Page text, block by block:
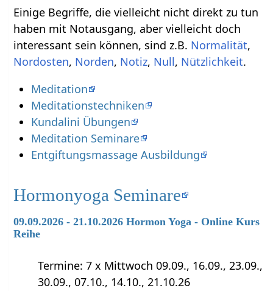
Einige Begriffe, die vielleicht nicht direkt zu tun
haben mit Notausgang‏‎, aber vielleicht doch
interessant sein können, sind z.B.
,
, , , ,
.
Meditation
Meditationstechniken
Kundalini Übungen
Meditation Seminare
Entgiftungsmassage Ausbildung
Hormonyoga Seminare
09.09.2026 - 21.10.2026 Hormon Yoga - Online Kurs
Reihe
Termine: 7 x Mittwoch 09.09., 16.09., 23.09.,
30.09., 07.10., 14.10., 21.10.26